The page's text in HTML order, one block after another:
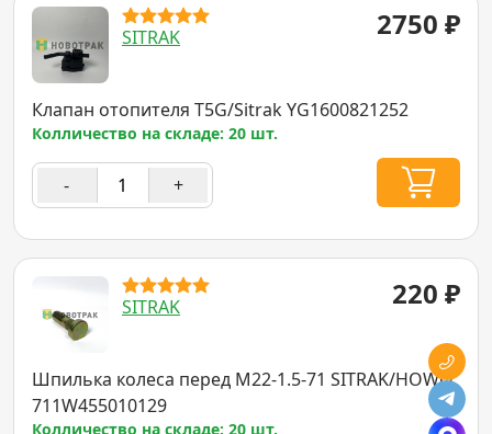
SITRAK 2750 ₽
Клапан отопителя T5G/Sitrak YG1600821252
Колличество на складе: 20 шт.
- +
SITRAK 220 ₽
Шпилька колеса перед M22-1.5-71 SITRAK/HOWO
711W455010129
Колличество на складе: 20 шт.